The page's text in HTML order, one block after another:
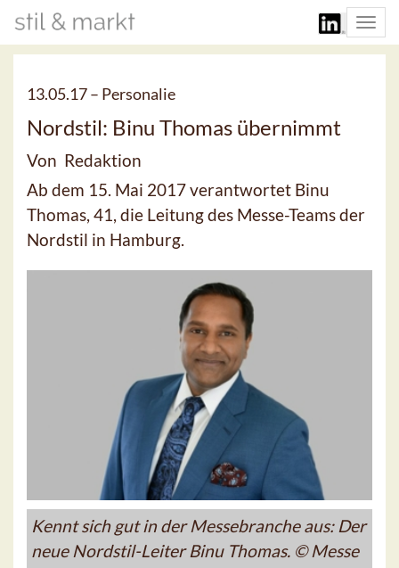
13.05.17 – Personalie
Nordstil: Binu Thomas übernimmt
Von Redaktion
Ab dem 15. Mai 2017 verantwortet Binu
Thomas, 41, die Leitung des Messe-Teams der
Nordstil in Hamburg.
Kennt sich gut in der Messebranche aus: Der
neue Nordstil-Leiter Binu Thomas. © Messe